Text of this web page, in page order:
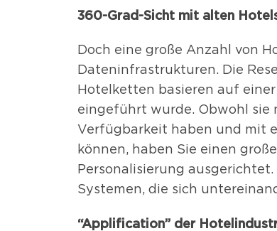
360-Grad-Sicht mit alten
Doch eine große Anzahl von
Dateninfrastrukturen. Die
Hotelketten basieren auf
eingeführt wurde. Obwohl sie
Verfügbarkeit haben und mit
können, haben Sie einen
Personalisierung
Systemen, die sich
“Applification” der